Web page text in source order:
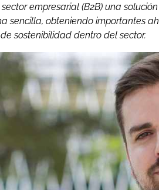
empresarial (B2B) una
sencilla, obteniendo importantes
sostenibilidad dentro del sector.